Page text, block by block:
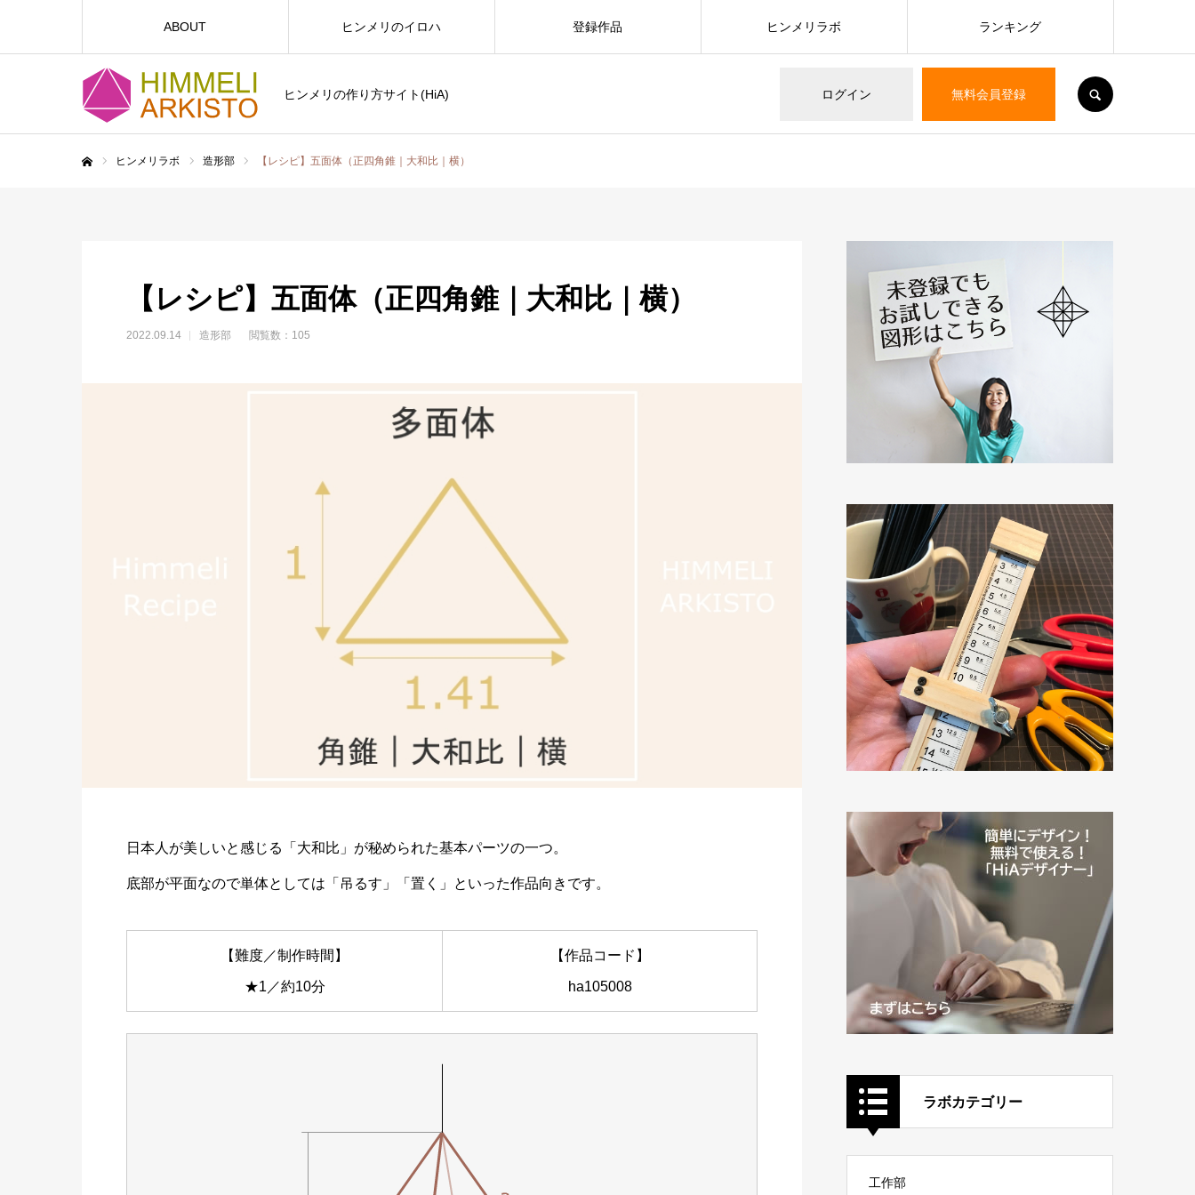
ヒンメリの作り方サイト(HiA) ログイン 無料会員登録
ABOUT ヒンメリのイロハ 登録作品 ヒンメリラボ ランキング
ヒンメリラボ 造形部 【レシピ】五面体（正四角錐｜大和比｜横）
【レシピ】五面体（正四角錐｜大和比｜横）
2022.09.14 造形部 閲覧数：105
日本人が美しいと感じる「大和比」が秘められた基本パーツの一つ。
底部が平面なので単体としては「吊るす」「置く」といった作品向きです。
【難度／制作時間】
★1／約10分
【作品コード】
ha105008
ラボカテゴリー
工作部